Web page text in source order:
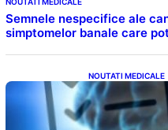
Semnele nespecifice ale
simptomelor banale care
NOUTATI MEDICALE
Inteligența
ridicat care